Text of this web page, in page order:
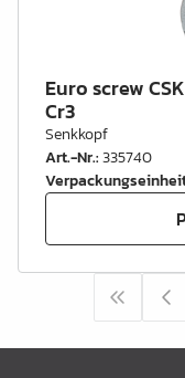
Euro screw
Cr3
Senkkopf
Art.-Nr.:335740